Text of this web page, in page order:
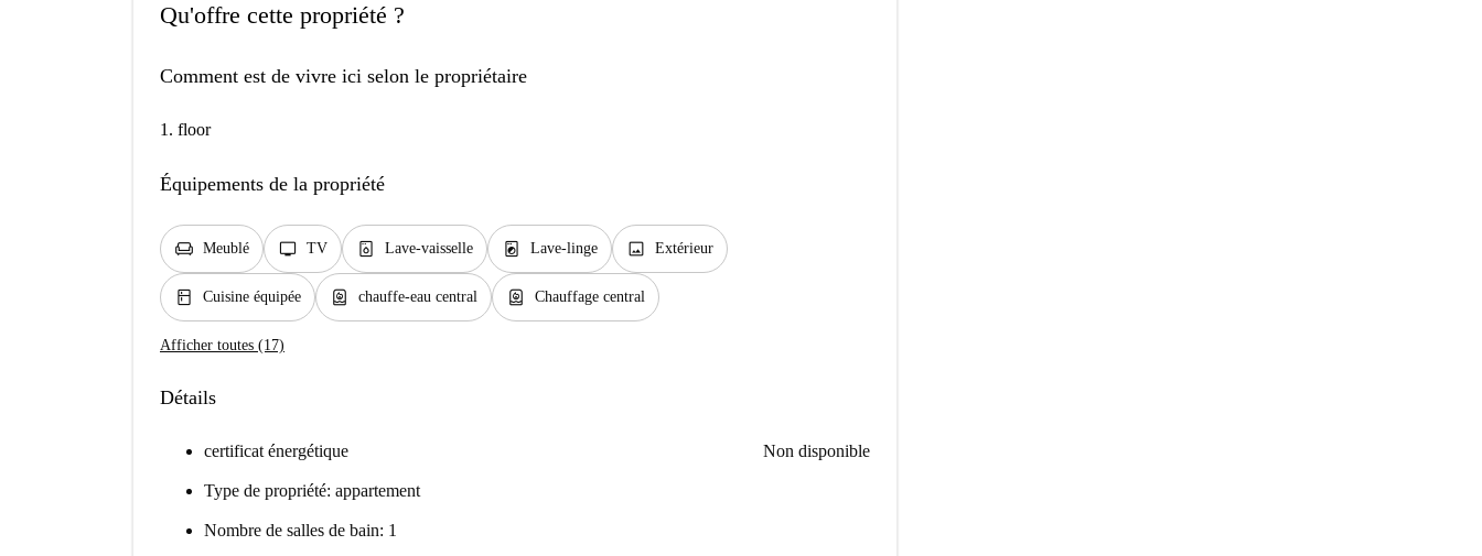
Qu'offre cette propriété ?
Comment est de vivre ici selon le propriétaire
1. floor
Équipements de la propriété
chair Meublé tv TV dishwasher_gen Lave-vaisselle local_laundry_service Lave-linge image Extérieur
kitchen Cuisine équipée water_heater chauffe-eau central water_heater Chauffage central
Afficher toutes (17)
Détails
certificat énergétique Non disponible
Type de propriété: appartement
Nombre de salles de bain: 1